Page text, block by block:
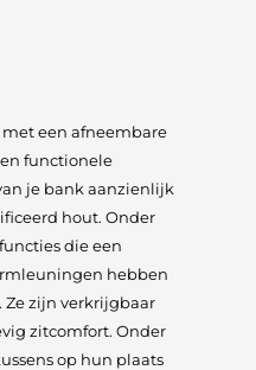
een afneembare
functionele
je bank aanzienlijk
hout. Onder
die een
hebben
Ze zijn verkrijgbaar
zitcomfort. Onder
op hun plaats